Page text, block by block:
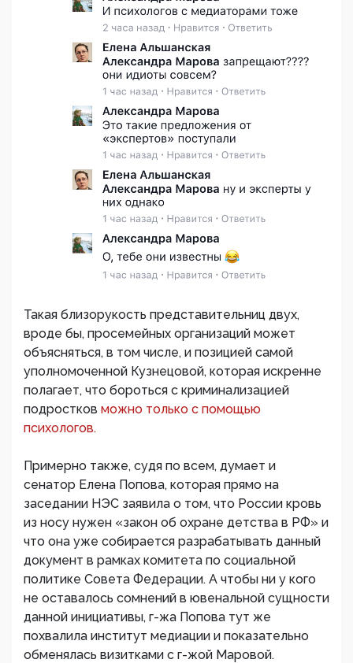
Такая близорукость представительниц двух,
вроде бы, просемейных организаций может
объясняться, в том числе, и позицией самой
уполномоченной Кузнецовой, которая искренне
полагает, что бороться с криминализацией
подростков можно только с помощью
психологов.
Примерно также, судя по всем, думает и
сенатор Елена Попова, которая прямо на
заседании НЭС заявила о том, что России кровь
из носу нужен «закон об охране детства в РФ» и
что она уже собирается разрабатывать данный
документ в рамках комитета по социальной
политике Совета Федерации. А чтобы ни у кого
не оставалось сомнений в ювенальной сущности
данной инициативы, г-жа Попова тут же
похвалила институт медиации и показательно
обменялась визитками с г-жой Маровой.